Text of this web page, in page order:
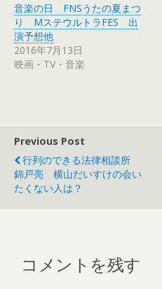
新
し
い
ウ
ィ
ン
ド
ウ
ッ
ク
し
だ
さ
い
ウ
開
き
ま
す
)
音楽の日 FNSうたの夏まつ
り MステウルトラFES 出
演予想他
2016年7月13日
映画・TV・音楽
Previous Post
行列のできる法律相談所
錦戸亮 横山だいすけの会い
たくない人は？
コメントを残す